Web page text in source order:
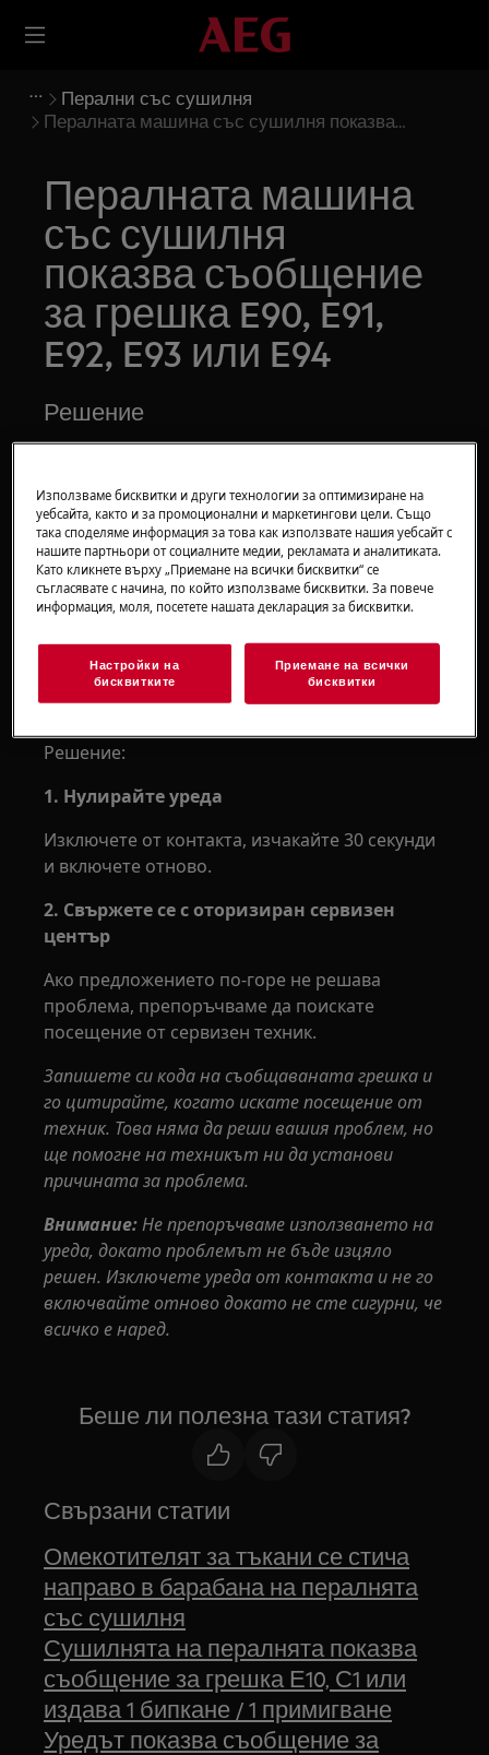
Перални със сушилня
Пералната машина със сушилня показва
Пералната машина
със сушилня
показва съобщение
за грешка E90, E91,
E92, E93 или E94
Решение
Пералната машина със сушилня показва
съобщение за грешка E90, E91, E92, E93
или E94. То показва проблеми в
конфигурацията / комуникацията в
електронните части.
Приложимо към:
Самостоятелна пералня със сушилня
Решение:
1. Нулирайте уреда
Изключете от контакта, изчакайте 30 секунди
и включете отново.
2. Свържете се с оторизиран сервизен
център
Ако предложението по-горе не решава
проблема, препоръчваме да поискате
посещение от сервизен техник.
Запишете си кода на съобщаваната грешка и
го цитирайте, когато искате посещение от
техник. Това няма да реши вашия проблем, но
ще помогне на техникът ни да установи
причината за проблема.
Внимание:Не препоръчваме използването на
уреда, докато проблемът не бъде изцяло
решен. Изключете уреда от контакта и не го
включвайте отново докато не сте сигурни, че
всичко е наред.
Беше ли полезна тази статия?
Свързани статии
Омекотителят за тъкани се стича
направо в барабана на пералнята
със сушилня
Сушилнята на пералнята показва
съобщение за грешка Е10, С1 или
издава 1 бипкане / 1 примигване
Уредът показва съобщение за
Използваме бисквитки и други технологии за оптимизиране на
уебсайта, както и за промоционални и маркетингови цели. Също
така споделяме информация за това как използвате нашия уебсайт с
нашите партньори от социалните медии, рекламата и аналитиката.
Като кликнете върху „Приемане на всички бисквитки“ се
съгласявате с начина, по който използваме бисквитки. За повече
информация, моля, посетете нашата декларация за бисквитки.
Настройки на
бисквитките
Приемане на всички
бисквитки